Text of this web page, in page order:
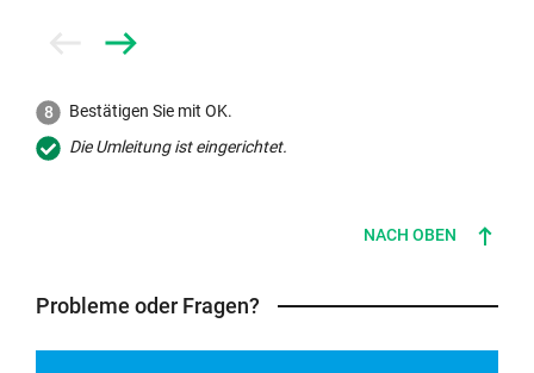
Next
Bestätigen Sie mit OK.
Die Umleitung ist eingerichtet.
NACH OBEN
Probleme oder Fragen?